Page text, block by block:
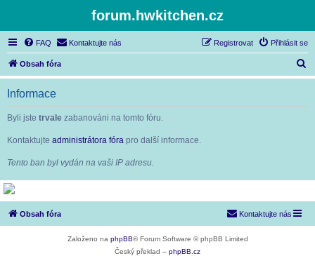
forum.hwkitchen.cz
FAQ Kontaktujte nás Přihlásit se
Registrovat
Obsah fóra
l
Informace
Byli jste trvale zabanováni na tomto fóru.
Kontaktujte administrátora fóra pro další informace.
Tento ban byl vydán na vaši IP adresu.
Obsah fóra Kontaktujte nás
Založeno na phpBB® Forum Software © phpBB Limited
Český překlad – phpBB.cz